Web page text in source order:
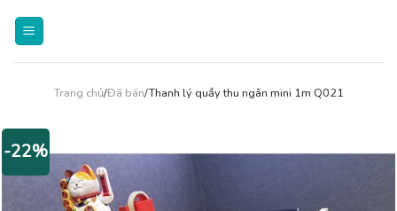
Trang chủ/Đã bán/Thanh lý quầy thu ngân mini 1m Q021
-22%